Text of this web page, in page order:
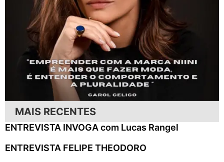
MAIS RECENTES
ENTREVISTA INVOGA com Lucas Rangel
ENTREVISTA FELIPE THEODORO